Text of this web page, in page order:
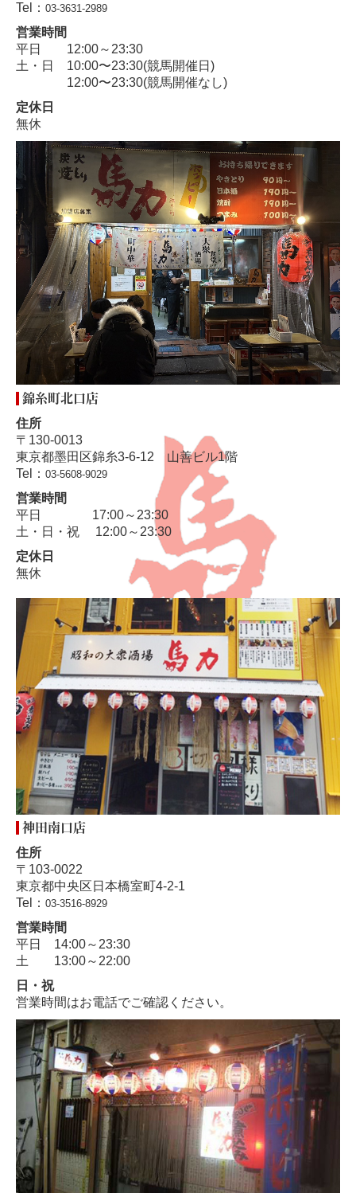
Tel： 03-3631-2989
営業時間
平日 12:00～23:30
土・日 10:00〜23:30(競馬開催日)
12:00〜23:30(競馬開催なし)
定休日
無休
錦糸町北口店
住所
〒130-0013
東京都墨田区錦糸3-6-12 山善ビル1階
Tel： 03-5608-9029
営業時間
平日 17:00～23:30
土・日・祝 12:00～23:30
定休日
無休
神田南口店
住所
〒103-0022
東京都中央区日本橋室町4-2-1
Tel： 03-3516-8929
営業時間
平日 14:00～23:30
土 13:00～22:00
日・祝
営業時間はお電話でご確認ください。